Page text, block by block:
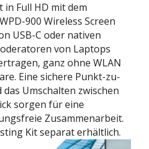
Full HD mit dem
900 Wireless Screen
USB-C oder nativen
von Laptops
ganz ohne WLAN
Eine sichere Punkt-zu-
Umschalten zwischen
sorgen für eine
Zusammenarbeit.
Kit separat erhältlich.